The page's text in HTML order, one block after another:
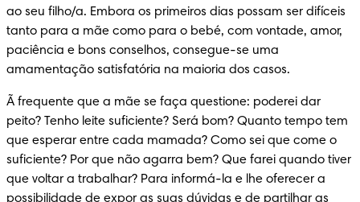
ao seu filho/a. Embora os primeiros dias possam ser difíceis
tanto para a mãe como para o bebé, com vontade, amor,
paciência e bons conselhos, consegue-se uma
amamentação satisfatória na maioria dos casos.
Ã frequente que a mãe se faça questione: poderei dar
peito? Tenho leite suficiente? Será bom? Quanto tempo tem
que esperar entre cada mamada? Como sei que come o
suficiente? Por que não agarra bem? Que farei quando tiver
que voltar a trabalhar? Para informá-la e lhe oferecer a
possibilidade de expor as suas dúvidas e de partilhar as